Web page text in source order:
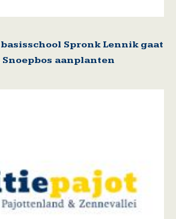
basisschool Spronk Lennik gaat
aanplanten